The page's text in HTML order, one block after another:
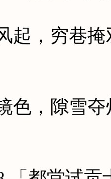
，穷巷掩
，隙雪夺